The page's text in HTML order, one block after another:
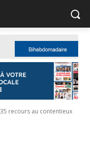
recours au contentieux